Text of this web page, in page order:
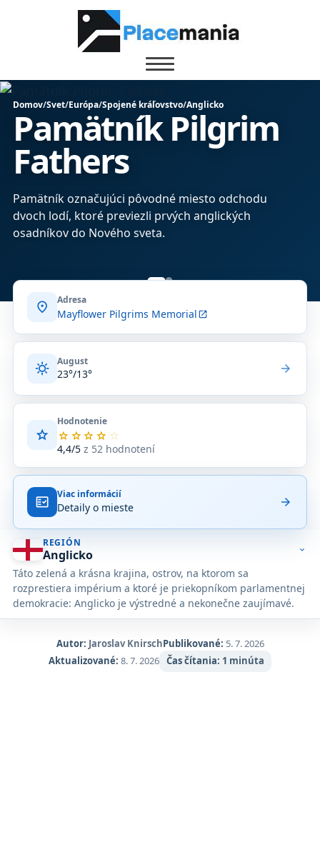
Domov/Svet/Európa/Spojené kráľovstvo/Anglicko
Pamätník Pilgrim
Fathers
Pamätník označujúci pôvodné miesto odchodu
dvoch lodí, ktoré previezli prvých anglických
osadníkov do Nového sveta.
location_on Adresa
Mayflower Pilgrims Memorialopen_in_new
sunny August
23°/13° arrow_forward
star
Hodnotenie
star star star star star
4,4/5z 52 hodnotení
Priemerné
hodnotenie
z
na
základe
52
hodnotení
na
Google
Maps.
fact_check Viac informácií
Detaily o mieste arrow_forward
REGIÓN
Anglicko
Táto zelená a krásna krajina, ostrov, na ktorom sa
rozprestiera impérium a ktoré je priekopníkom parlamentnej
demokracie: Anglicko je výstredné a nekonečne zaujímavé.
expand_more
Autor: Jaroslav KnirschPublikované: 5. 7. 2026
Aktualizované: 8. 7. 2026 Čas čítania: 1 minúta